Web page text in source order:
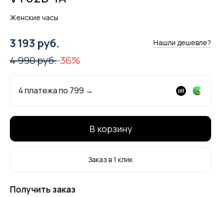
Женские часы
3 193 руб. Нашли дешевле?
4 990 руб.-36%
4 платежа по 799 →
В корзину
Заказ в 1 клик
Получить заказ